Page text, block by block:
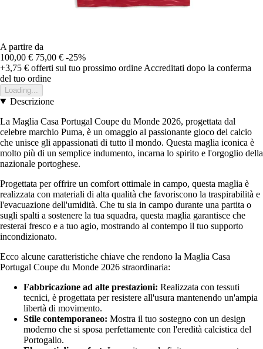
A partire da
100,00 € 75,00 € -25%
+3,75 € offerti sul tuo prossimo ordine Accreditati dopo la conferma
del tuo ordine
Loading...
Descrizione
La Maglia Casa Portugal Coupe du Monde 2026, progettata dal
celebre marchio Puma, è un omaggio al passionante gioco del calcio
che unisce gli appassionati di tutto il mondo. Questa maglia iconica è
molto più di un semplice indumento, incarna lo spirito e l'orgoglio della
nazionale portoghese.
Progettata per offrire un comfort ottimale in campo, questa maglia è
realizzata con materiali di alta qualità che favoriscono la traspirabilità e
l'evacuazione dell'umidità. Che tu sia in campo durante una partita o
sugli spalti a sostenere la tua squadra, questa maglia garantisce che
resterai fresco e a tuo agio, mostrando al contempo il tuo supporto
incondizionato.
Ecco alcune caratteristiche chiave che rendono la Maglia Casa
Portugal Coupe du Monde 2026 straordinaria:
Fabbricazione ad alte prestazioni: Realizzata con tessuti
tecnici, è progettata per resistere all'usura mantenendo un'ampia
libertà di movimento.
Stile contemporaneo: Mostra il tuo sostegno con un design
moderno che si sposa perfettamente con l'eredità calcistica del
Portogallo.